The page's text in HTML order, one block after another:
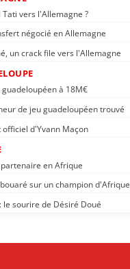
Tati vers l'Allemagne ?
négocié en Allemagne
un crack file vers l'Allemagne
à 18M€
de jeu guadeloupéen trouvé
officiel d'Yvann Maçon
partenaire en Afrique
sur un champion d'Afrique
le sourire de Désiré Doué